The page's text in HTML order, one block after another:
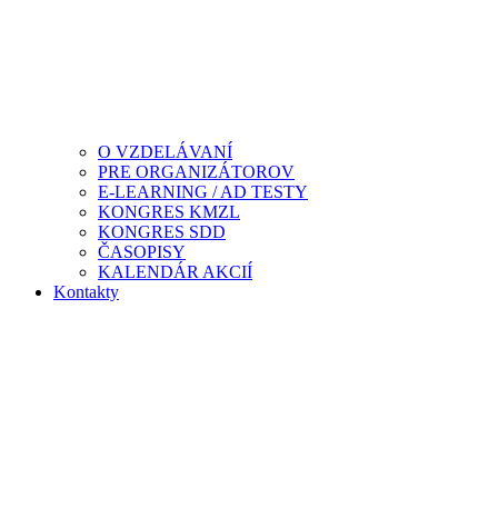
O VZDELÁVANÍ
PRE ORGANIZÁTOROV
E-LEARNING / AD TESTY
KONGRES KMZL
KONGRES SDD
ČASOPISY
KALENDÁR AKCIÍ
Kontakty